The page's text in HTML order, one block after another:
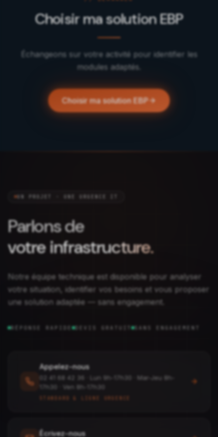
Choisir ma solution EBP
Échangeons sur votre activité pour identifier les
modules adaptés.
Choisir ma solution EBP
UN PROJET · UNE URGENCE IT
Parlons de
votre infrastructure.
Notre équipe technique est disponible pour analyser
votre situation, identifier vos besoins et vous proposer
une solution adaptée — sans engagement.
RÉPONSE RAPIDE DEVIS GRATUIT SANS ENGAGEMENT
Appelez-nous
02 41 68 42 36
Lun 9h-17h30 · Mar-Jeu 8h-
17h30 · Ven 8h-17h30
STANDARD & LIGNE URGENCE
Écrivez-nous